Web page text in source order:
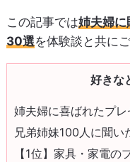
この記事では姉夫婦に
30選を体験談と共に
好きな
姉夫婦に喜ばれたプ
兄弟姉妹100人に聞い
【1位】家具・家電の